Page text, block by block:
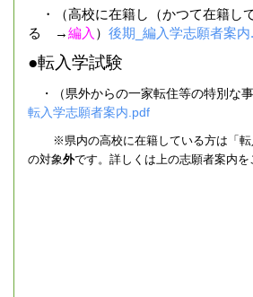
・（高校に在籍し（かつて在籍し
る →編入 ） 後期_編入学志願者案内
●転入学試験
・（県外からの一家転住等の特別な
転入学志願者案内.pdf
※県内の高校に在籍している方は「転
の対象外です。詳しくは上の志願者案内を